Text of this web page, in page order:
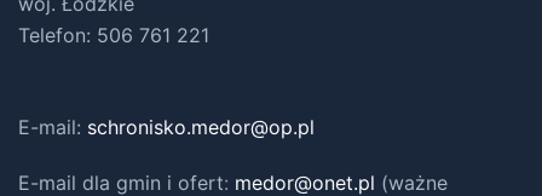
Telefon: 506 761 221
E-mail: schronisko.medor@op.pl
E-mail dla gmin i ofert: medor@onet.pl (ważne